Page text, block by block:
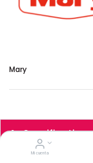
Mi cuenta
Mary
Specifications